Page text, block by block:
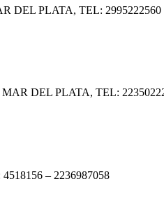
PLATA, TEL: 2995222560
DEL PLATA, TEL:
– 2236987058